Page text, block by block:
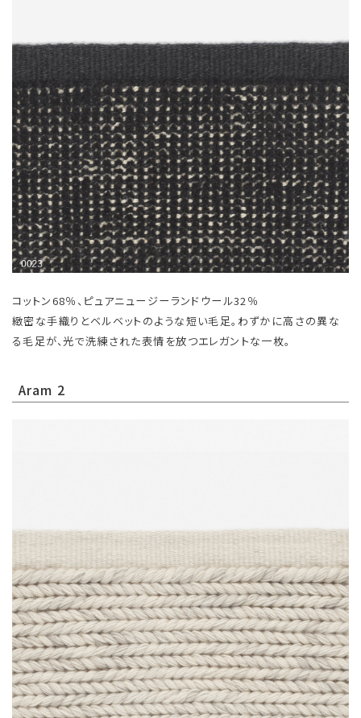
コットン68％、ピュアニュージーランドウール32％
緻密な手織りとベルベットのような短い毛足。わずかに高さの異な
る毛足が、光で洗練された表情を放つエレガントな一枚。
Aram 2